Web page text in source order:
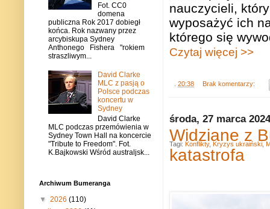
nauczycieli,
wyposażyć ich
którego się
Czytaj więcej >>
. 20:38 Brak komentarzy:
środa, 27 marca 2024
Widziane z
katastrofa
Tagi: Konflikty, Kryzys ukraiński
Fot. CC0
domena
publiczna Rok 2017 dobiegł
końca. Rok nazwany przez
arcybiskupa Sydney
Anthonego Fishera "rokiem
straszliwym...
David Clarke
MLC z pasją o
Polsce podczas
koncertu w
Sydney
David Clarke
MLC podczas przemówienia w
Sydney Town Hall na koncercie
"Tribute to Freedom". Fot.
K.Bajkowski Wśród australjsk...
Archiwum Bumeranga
▼ 2026 (110)